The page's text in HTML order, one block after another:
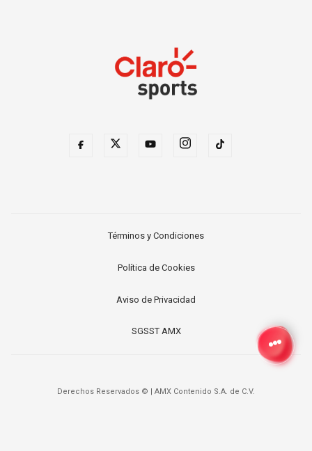
Términos y Condiciones
Política de Cookies
Aviso de Privacidad
SGSST AMX
Derechos Reservados © | AMX Contenido S.A. de C.V.